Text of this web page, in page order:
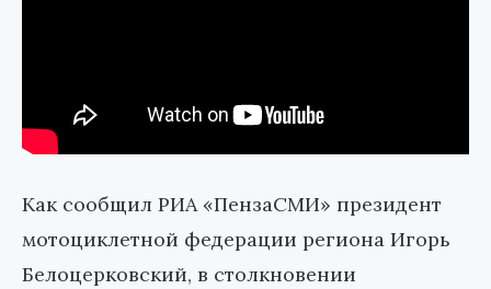
Как сообщил РИА «ПензаСМИ» президент
мотоциклетной федерации региона Игорь
Белоцерковский, в столкновении